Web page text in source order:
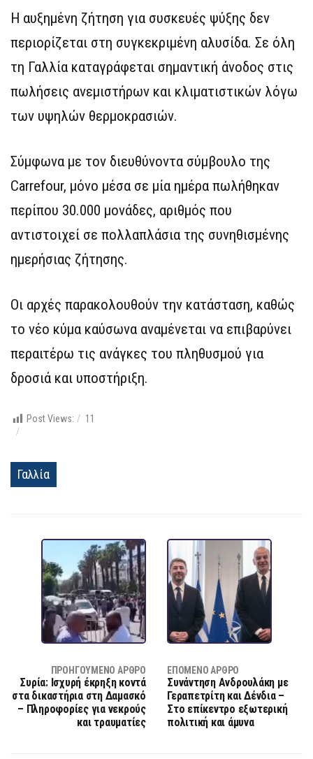
Η αυξημένη ζήτηση για συσκευές ψύξης δεν
περιορίζεται στη συγκεκριμένη αλυσίδα. Σε όλη
τη Γαλλία καταγράφεται σημαντική άνοδος στις
πωλήσεις ανεμιστήρων και κλιματιστικών λόγω
των υψηλών θερμοκρασιών.
Σύμφωνα με τον διευθύνοντα σύμβουλο της
Carrefour, μόνο μέσα σε μία ημέρα πωλήθηκαν
περίπου 30.000 μονάδες, αριθμός που
αντιστοιχεί σε πολλαπλάσια της συνηθισμένης
ημερήσιας ζήτησης.
Οι αρχές παρακολουθούν την κατάσταση, καθώς
το νέο κύμα καύσωνα αναμένεται να επιβαρύνει
περαιτέρω τις ανάγκες του πληθυσμού για
δροσιά και υποστήριξη.
Post Views: 11
Γαλλία
ΠΡΟΗΓΟΎΜΕΝΟ ΆΡΘΡΟ
Συρία: Ισχυρή έκρηξη κοντά
στα δικαστήρια στη Δαμασκό
– Πληροφορίες για νεκρούς
και τραυματίες
ΕΠΌΜΕΝΟ ΆΡΘΡΟ
Συνάντηση Ανδρουλάκη με
Γεραπετρίτη και Δένδια –
Στο επίκεντρο εξωτερική
πολιτική και άμυνα